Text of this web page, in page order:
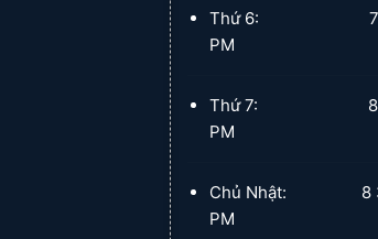
âm vượt trội.
cao, ngăn chia các phân xưởng, hoặc
Thứ 6: 7 30
PM
Thứ 7: 8 30
PM
Chủ Nhật: 8 30
PM